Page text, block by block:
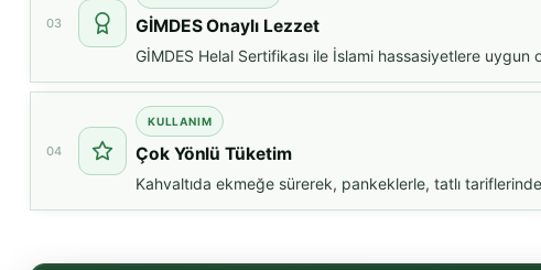
03 GİMDES Onaylı Lezzet
GİMDES Helal Sertifikası ile İslami hassasiyetlere
04
KULLANIM
Çok Yönlü Tüketim
Kahvaltıda ekmeğe sürerek, pankeklerle, tatlı